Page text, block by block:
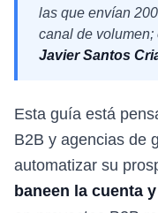
las que envían
canal de
Javier Santos
Esta guía está
B2B y agencias de
automatizar su
baneen la cuenta